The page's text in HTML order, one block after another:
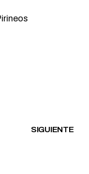
SIGUIENTE